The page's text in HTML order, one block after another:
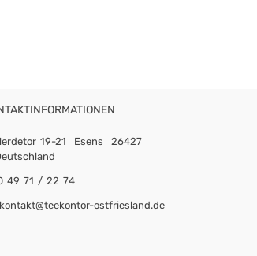
19-21 Esens
26427
49 71 / 22 74
kontakt@teekontor-ostfriesland.de